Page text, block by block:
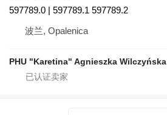
597789.0 | 597789.1 597789.2
波兰, Opalenica
PHU "Karetina" Agnieszka Wilczyńska